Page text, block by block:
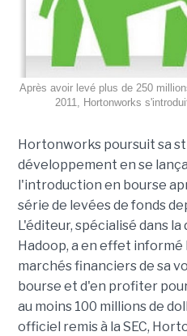
Après avoir levé plus de 250
2011, Hortonworks
Hortonworks poursuit sa
développement en se
l'introduction en bourse
série de levées de fonds
L'éditeur, spécialisé dans
Hadoop, a en effet
marchés financiers de sa
bourse et d'en profiter
au moins 100 millions de
officiel remis à la SEC,